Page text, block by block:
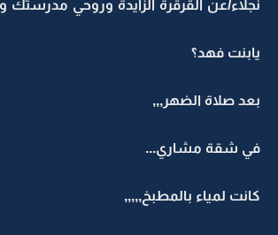
نجلاء/عن القرقرة الزايدة وروحي
يابنت فهد؟
بعد صلاة الضهر,,,
في شقة مشاري...
كانت لمياء بالمطبخ,,,,,